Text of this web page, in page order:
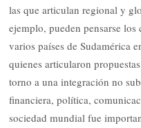
las que articulan regional y
ejemplo, pueden pensarse
varios países de Sudamérica
quienes articularon
torno a una integración no
financiera, política,
sociedad mundial fue